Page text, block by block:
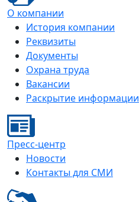
О компании
История компании
Реквизиты
Документы
Охрана труда
Вакансии
Раскрытие информации
Пресс-центр
Новости
Контакты для СМИ